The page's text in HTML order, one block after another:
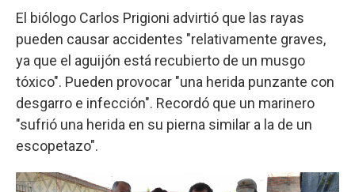
El biólogo Carlos Prigioni advirtió que las rayas
pueden causar accidentes "relativamente graves,
ya que el aguijón está recubierto de un musgo
tóxico". Pueden provocar "una herida punzante con
desgarro e infección". Recordó que un marinero
"sufrió una herida en su pierna similar a la de un
escopetazo".